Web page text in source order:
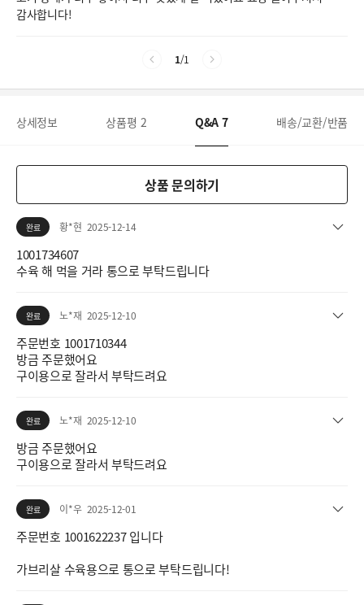
감사합니다!
1/1
상세정보 상품평 2 Q&A 7 배송/교환/반품
상품 문의하기
완료 황*현 2025-12-14
1001734607
수육 해 먹을 거라 통으로 부탁드립니다
완료 노*재 2025-12-10
주문번호 1001710344
방금 주문했어요
구이용으로 잘라서 부탁드려요
완료 노*재 2025-12-10
방금 주문했어요
구이용으로 잘라서 부탁드려요
완료 이*우 2025-12-01
주문번호 1001622237 입니다
가브리살 수육용으로 통으로 부탁드립니다!